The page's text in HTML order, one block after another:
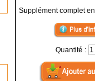
Supplément complet
Quantité :